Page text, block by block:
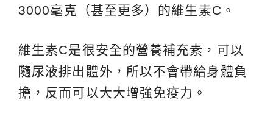
3000毫克（甚至更多）的維生素C。
維生素C是很安全的營養補充素，可以
隨尿液排出體外，所以不會帶給身體負
擔，反而可以大大增強免疫力。